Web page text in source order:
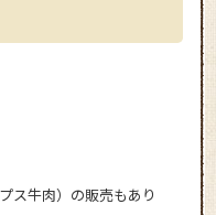
ス牛肉）の販売もあり